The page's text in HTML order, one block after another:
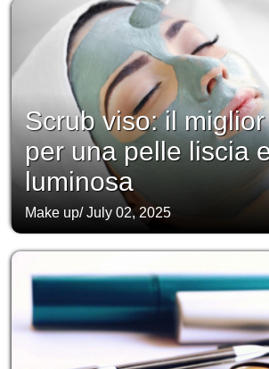
Scrub viso: il
per una pelle liscia
luminosa
Make up/July 02, 2025